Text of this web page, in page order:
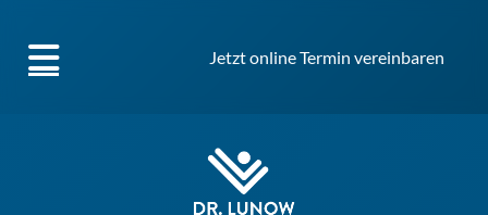
Jetzt online Termin vereinbaren